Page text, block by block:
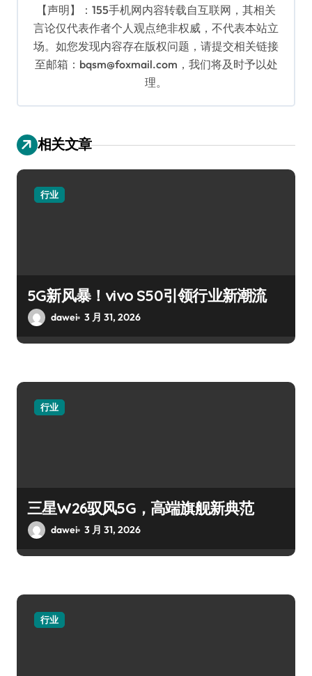
【声明】：155手机网内容转载自互联网，其相关
言论仅代表作者个人观点绝非权威，不代表本站立
场。如您发现内容存在版权问题，请提交相关链接
至邮箱：bqsm@foxmail.com，我们将及时予以处
理。
相关文章
行业
5G新风暴！vivo S50引领行业新潮流
dawei 3 月 31, 2026
行业
三星W26驭风5G，高端旗舰新典范
dawei 3 月 31, 2026
行业